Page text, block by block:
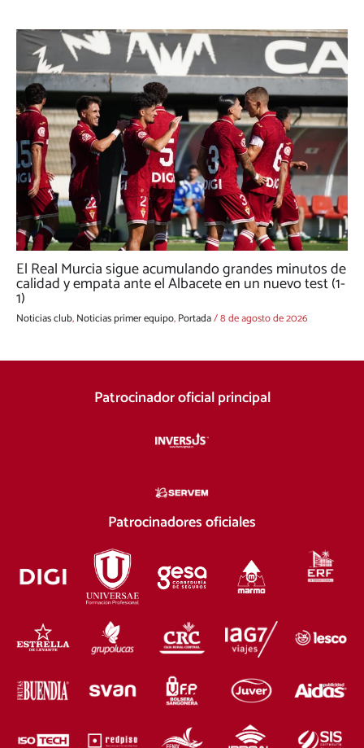
El Real Murcia sigue acumulando grandes minutos de
calidad y empata ante el Albacete en un nuevo test (1-
1)
Noticias club,Noticias primer equipo,Portada/8 de agosto de 2026
Patrocinador oficial principal
Patrocinadores oficiales